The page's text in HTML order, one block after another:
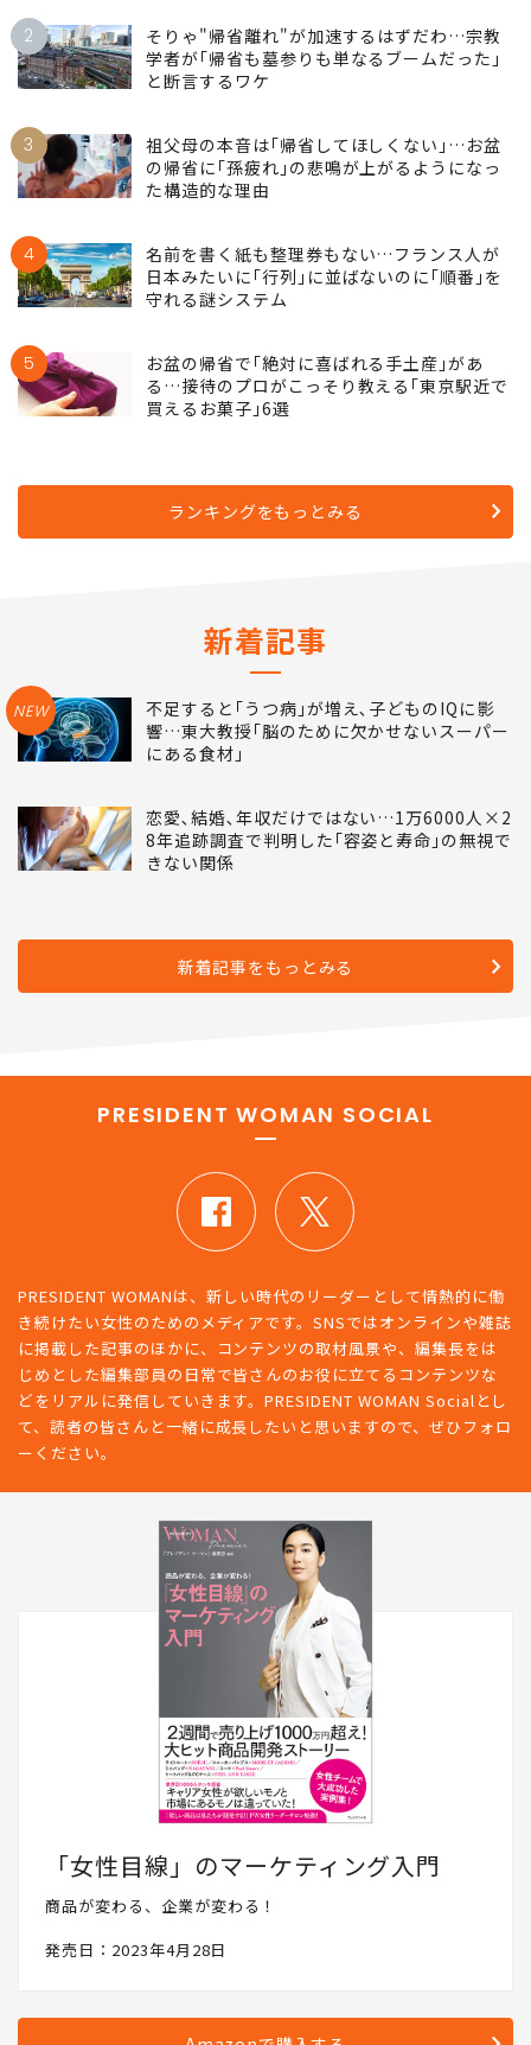
2
そりゃ"帰省離れ"が加速するはずだわ…宗教
学者が｢帰省も墓参りも単なるブームだった｣
と断言するワケ
3
祖父母の本音は｢帰省してほしくない｣…お盆
の帰省に｢孫疲れ｣の悲鳴が上がるようになっ
た構造的な理由
4
名前を書く紙も整理券もない…フランス人が
日本みたいに｢行列｣に並ばないのに｢順番｣を
守れる謎システム
5
お盆の帰省で｢絶対に喜ばれる手土産｣があ
る…接待のプロがこっそり教える｢東京駅近で
買えるお菓子｣6選
ランキングをもっとみる
新着記事
NEW
不足すると｢うつ病｣が増え､子どものIQに影
響…東大教授｢脳のために欠かせないスーパー
にある食材｣
恋愛､結婚､年収だけではない…1万6000人×2
8年追跡調査で判明した｢容姿と寿命｣の無視で
きない関係
新着記事をもっとみる
PRESIDENT WOMAN SOCIAL
PRESIDENT WOMANは、新しい時代のリーダーとして情熱的に働
き続けたい女性のためのメディアです。SNSではオンラインや雑誌
に掲載した記事のほかに、コンテンツの取材風景や、編集長をは
じめとした編集部員の日常で皆さんのお役に立てるコンテンツな
どをリアルに発信していきます。PRESIDENT WOMAN Socialとし
て、読者の皆さんと一緒に成長したいと思いますので、ぜひフォロ
ーください。
「女性目線」のマーケティング入門
商品が変わる、企業が変わる！
発売日：2023年4月28日